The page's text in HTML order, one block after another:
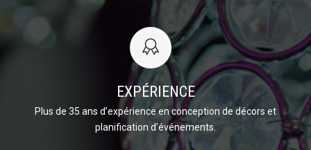
EXPÉRIENCE
Plus de 35 ans d’expérience en conception de décors et
planification d’événements.